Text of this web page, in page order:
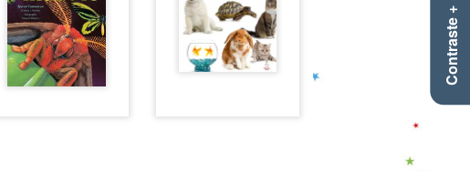
Contraste +